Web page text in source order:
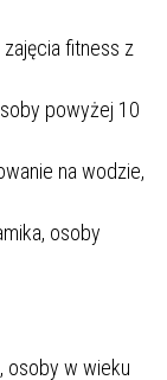
fitness z
powyżej 10
na wodzie,
osoby
osoby w wieku